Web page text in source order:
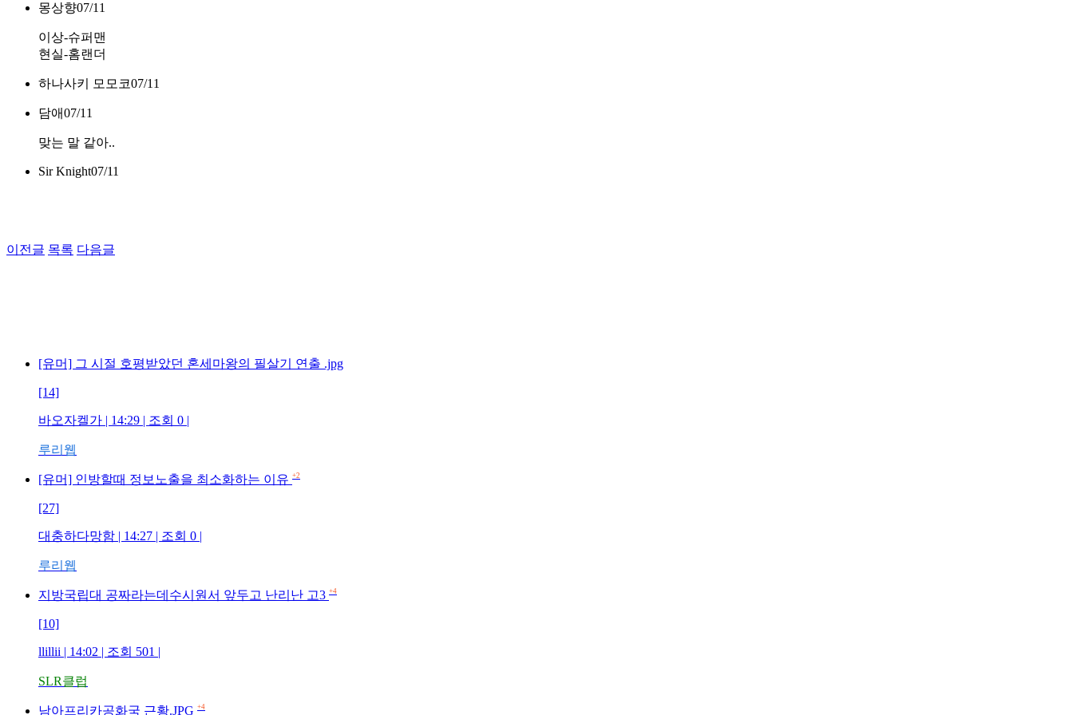
몽상향07/11
이상-슈퍼맨
현실-홈랜더
하나사키 모모코07/11
담애07/11
맞는 말 같아..
Sir Knight07/11
이전글 목록 다음글
[유머] 그 시절 호평받았던 혼세마왕의 필살기 연출 .jpg
[14]
바오자켈가 | 14:29 | 조회 0 |
루리웹
[유머] 인방할때 정보노출을 최소화하는 이유 +2
[27]
대충하다망함 | 14:27 | 조회 0 |
루리웹
지방국립대 공짜라는데수시원서 앞두고 난리난 고3 +4
[10]
llillii | 14:02 | 조회 501 |
SLR클럽
남아프리카공화국 근황.JPG +4